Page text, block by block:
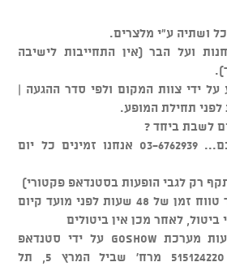
ושתיה ע"י מלצרים.
ועל הבר (אין התחייבות לישיבה
על ידי צוות המקום ולפי סדר ההגעה |
לשבת ביחד ?
** צרו קשר ונדאג לכם... 03-6762939 אנחנו זמינים כל יום
רק לגבי הופעות בסטנדאפ פקטורי)
ניתן לבטל כרטיסים עד טווח זמן של 48 שעות לפני מועד קיום
מוצר זה נמכר באמצעות מערכת GOSHOW על ידי סטנדאפ
פקטורי בע"מ, ח.פ. 515124220 מרח' שביל המרץ 5, תל